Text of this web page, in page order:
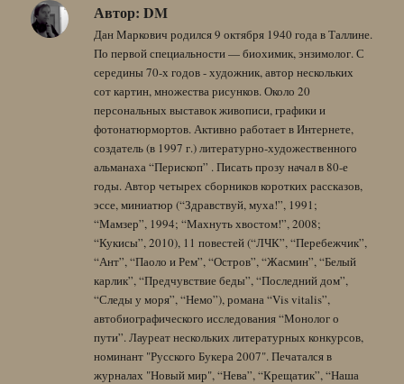
Автор: DM
Дан Маркович родился 9 октября 1940 года в Таллине.
По первой специальности — биохимик, энзимолог. С
середины 70-х годов - художник, автор нескольких
сот картин, множества рисунков. Около 20
персональных выставок живописи, графики и
фотонатюрмортов. Активно работает в Интернете,
создатель (в 1997 г.) литературно-художественного
альманаха “Перископ” . Писать прозу начал в 80-е
годы. Автор четырех сборников коротких рассказов,
эссе, миниатюр (“Здравствуй, муха!”, 1991;
“Мамзер”, 1994; “Махнуть хвостом!”, 2008;
“Кукисы”, 2010), 11 повестей (“ЛЧК”, “Перебежчик”,
“Ант”, “Паоло и Рем”, “Остров”, “Жасмин”, “Белый
карлик”, “Предчувствие беды”, “Последний дом”,
“Следы у моря”, “Немо”), романа “Vis vitalis”,
автобиографического исследования “Монолог о
пути”. Лауреат нескольких литературных конкурсов,
номинант "Русского Букера 2007". Печатался в
журналах "Новый мир", “Нева”, “Крещатик”, “Наша